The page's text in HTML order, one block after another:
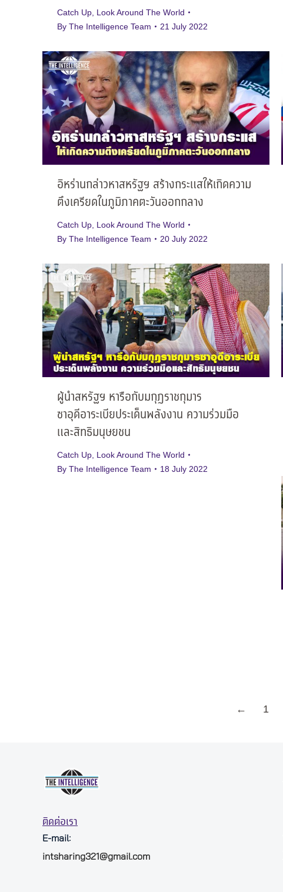
Catch Up Look Around The World
By The Intelligence Team 21 July 2022
อิหร่านกล่าวหาสหรัฐฯ สร้างกระแสให้เกิดความ
ตึงเครียดในภูมิภาคตะวันออกกลาง
Catch Up Look Around The World
By The Intelligence Team 20 July 2022
ผู้นำสหรัฐฯ หารือกับมกุฎราชกุมาร
ซาอุดีอาระเบียประเด็นพลังงาน ความร่วมมือ
และสิทธิมนุษยชน
Catch Up Look Around The World
By The Intelligence Team 18 July 2022
← 1
ติดต่อเรา
E-mail:
intsharing321@gmail.com